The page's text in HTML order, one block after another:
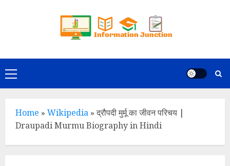
Primary
Menu
Home » Wikipedia » द्रौपदी मुर्मू का जीवन परिचय |
Draupadi Murmu Biography in Hindi